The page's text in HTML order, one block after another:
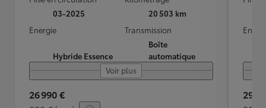
03-2025
20 503 km
Energie
Hybride Essence
Transmission
Boîte
automatique
Voir plus
26 990 €
29